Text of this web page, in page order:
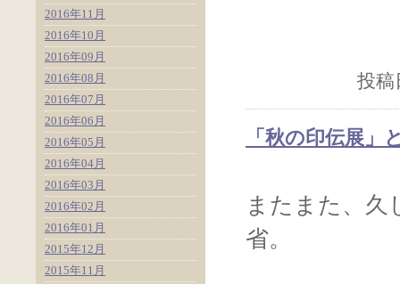
投稿
「秋の印伝展
またまた、久
省。
2016年11月
2016年10月
2016年09月
2016年08月
2016年07月
2016年06月
2016年05月
2016年04月
2016年03月
2016年02月
2016年01月
2015年12月
2015年11月